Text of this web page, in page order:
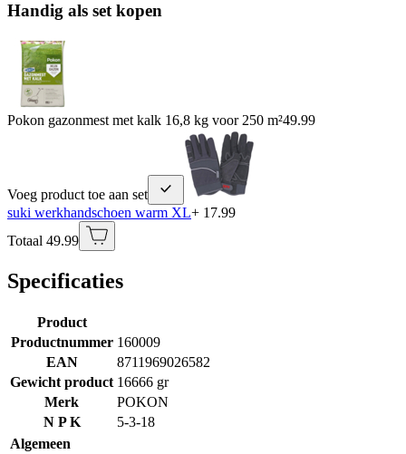
Handig als set kopen
Pokon gazonmest met kalk 16,8 kg voor 250 m²49.99
Voeg product toe aan set
suki werkhandschoen warm XL+ 17.99
Totaal 49.99
Specificaties
Product
Productnummer 160009
EAN
8711969026582
Gewicht product 16666 gr
Merk
POKON
N P K
5-3-18
Algemeen